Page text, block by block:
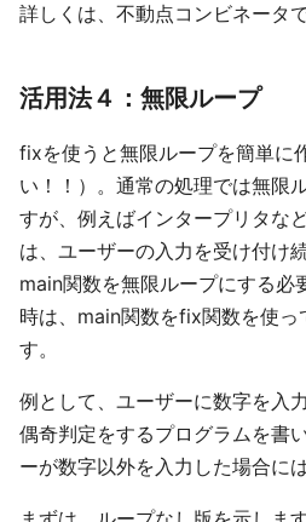
詳しくは、不動点コンビネータ
活用法４：無限ループ
fixを使うと無限ループを簡単に
い！！）。通常の処理では無限
すが、例えばインタープリタな
は、ユーザーの入力を受け付け
main関数を無限ループにする必
時は、main関数をfix関数を使っ
す。
例として、ユーザーに数字を入
偶奇判定をするプログラムを書
ーが数字以外を入力した場合に